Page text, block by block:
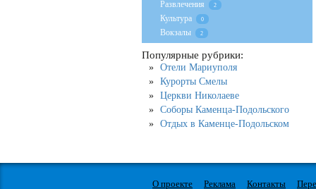
Развлечения 2
Культура 0
Вокзалы 2
Популярные рубрики:
Отели Мариуполя
Курорты Смелы
Церкви Николаеве
Соборы Каменца-Подольского
Отдых в Каменце-Подольском
О проекте Реклама Контакты